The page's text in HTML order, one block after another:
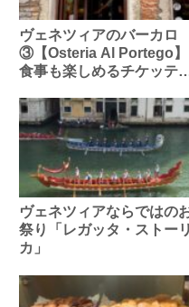
ヴェネツィアのバーカロ
③【Osteria Al Portego】
食事も楽しめるチケッテ
ヴェネツィアならではの
祭り「レガッタ・ストーリ
カ」